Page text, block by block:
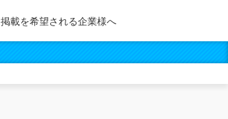
掲載を希望される企業様へ